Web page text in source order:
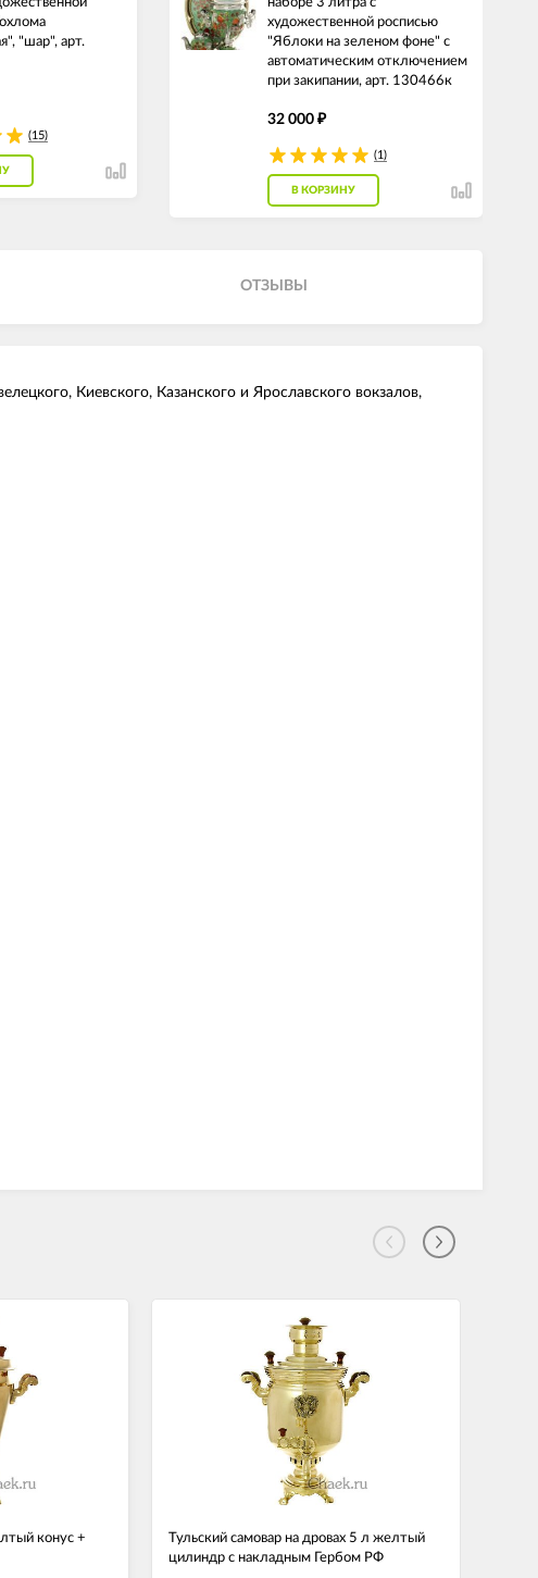
"шар", арт.
(15)
художественной росписью
"Яблоки на зеленом фоне" с
автоматическим отключением
при закипании, арт. 130466к
32 000 ₽
(1)
В КОРЗИНУ
ОТЗЫВЫ
Киевского, Казанского и Ярославского вокзалов,
конус +
Тульский самовар на дровах 5 л желтый
цилиндр с накладным Гербом РФ